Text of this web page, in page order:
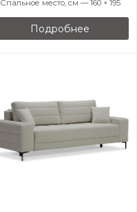
Спальное место, см — 160 × 195
Подробнее